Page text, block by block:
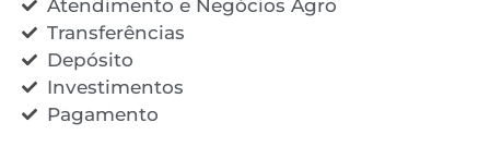
Atendimento e Negócios Agro
Transferências
Depósito
Investimentos
Pagamento